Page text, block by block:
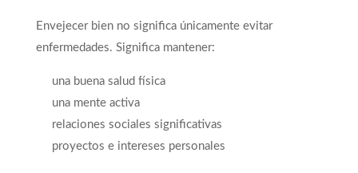
Envejecer bien no significa únicamente evitar
enfermedades. Significa mantener:
una buena salud física
una mente activa
relaciones sociales significativas
proyectos e intereses personales